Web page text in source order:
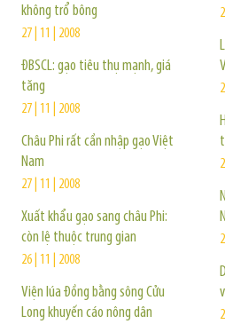
không trổ bông
27 | 11 | 2008
ĐBSCL: gạo tiêu thụ mạnh, giá
tăng
27 | 11 | 2008
Châu Phi rất cần nhập gạo Việt
Nam
27 | 11 | 2008
Xuất khẩu gạo sang châu Phi:
còn lệ thuộc trung gian
26 | 11 | 2008
Viện lúa Đồng bằng sông Cửu
Long khuyến cáo nông dân